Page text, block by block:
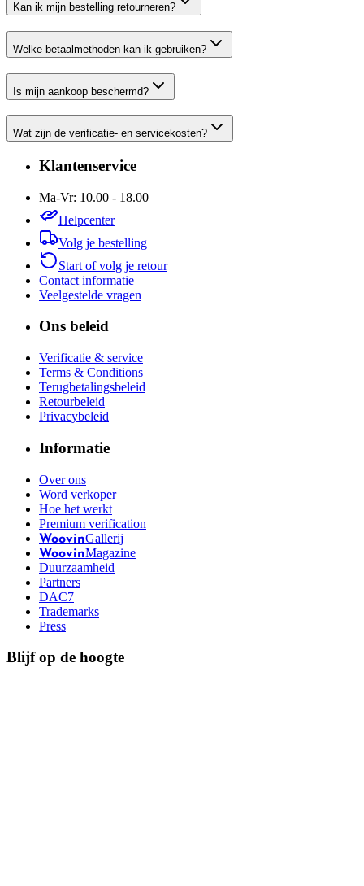
Kan ik mijn bestelling retourneren?
Welke betaalmethoden kan ik gebruiken?
Is mijn aankoop beschermd?
Wat zijn de verificatie- en servicekosten?
Klantenservice
Ma-Vr: 10.00 - 18.00
Helpcenter
Volg je bestelling
Start of volg je retour
Contact informatie
Veelgestelde vragen
Ons beleid
Verificatie & service
Terms & Conditions
Terugbetalingsbeleid
Retourbeleid
Privacybeleid
Informatie
Over ons
Word verkoper
Hoe het werkt
Premium verification
WoovinGallerij
WoovinMagazine
Duurzaamheid
Partners
DAC7
Trademarks
Press
Blijf op de hoogte